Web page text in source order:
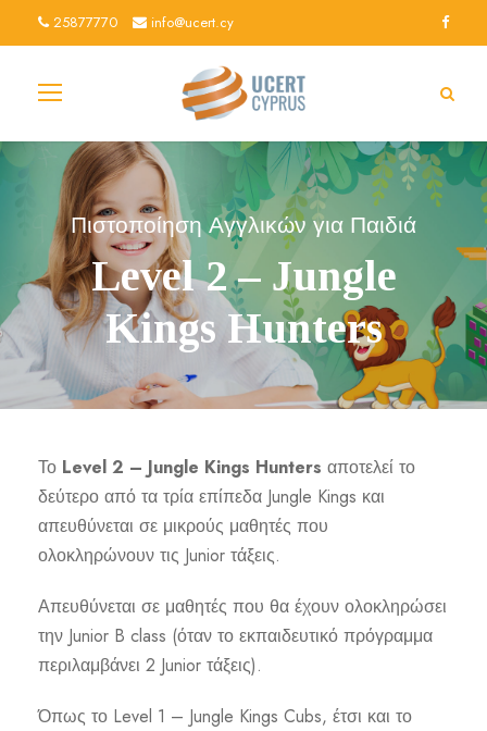
25877770 info@ucert.cy
Πιστοποίηση Αγγλικών για Παιδιά
Level 2 – Jungle
Kings Hunters
Το Level 2 – Jungle Kings Hunters αποτελεί το
δεύτερο από τα τρία επίπεδα Jungle Kings και
απευθύνεται σε μικρούς μαθητές που
ολοκληρώνουν τις Junior τάξεις.
Απευθύνεται σε μαθητές που θα έχουν ολοκληρώσει
την Junior B class (όταν το εκπαιδευτικό πρόγραμμα
περιλαμβάνει 2 Junior τάξεις).
Όπως το Level 1 – Jungle Kings Cubs, έτσι και το